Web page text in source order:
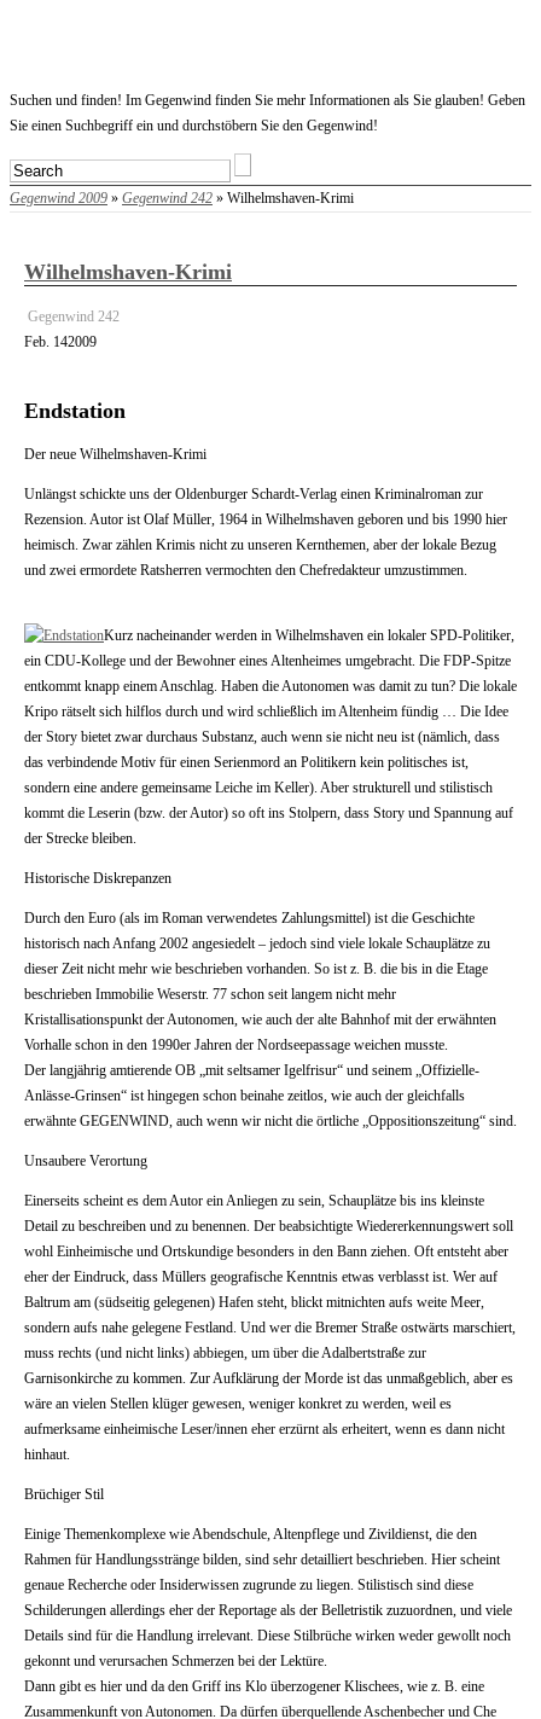
Startseite
Suchen und finden! Im Gegenwind finden Sie mehr Informationen als Sie glauben! Geben
Sie einen Suchbegriff ein und durchstöbern Sie den Gegenwind!
Gegenwind 2009 » Gegenwind 242 » Wilhelmshaven-Krimi
Wilhelmshaven-Krimi
Gegenwind 242
Feb. 142009
Endstation
Der neue Wilhelmshaven-Krimi
Unlängst schickte uns der Oldenburger Schardt-Verlag einen Kriminalroman zur
Rezension. Autor ist Olaf Müller, 1964 in Wilhelmshaven geboren und bis 1990 hier
heimisch. Zwar zählen Krimis nicht zu unseren Kernthemen, aber der lokale Bezug
und zwei ermordete Ratsherren vermochten den Chefredakteur umzustimmen.
Kurz nacheinander werden in Wilhelmshaven ein lokaler SPD-Politiker,
ein CDU-Kollege und der Bewohner eines Altenheimes umgebracht. Die FDP-Spitze
entkommt knapp einem Anschlag. Haben die Autonomen was damit zu tun? Die lokale
Kripo rätselt sich hilflos durch und wird schließlich im Altenheim fündig … Die Idee
der Story bietet zwar durchaus Substanz, auch wenn sie nicht neu ist (nämlich, dass
das verbindende Motiv für einen Serienmord an Politikern kein politisches ist,
sondern eine andere gemeinsame Leiche im Keller). Aber strukturell und stilistisch
kommt die Leserin (bzw. der Autor) so oft ins Stolpern, dass Story und Spannung auf
der Strecke bleiben.
Historische Diskrepanzen
Durch den Euro (als im Roman verwendetes Zahlungsmittel) ist die Geschichte
historisch nach Anfang 2002 angesiedelt – jedoch sind viele lokale Schauplätze zu
dieser Zeit nicht mehr wie beschrieben vorhanden. So ist z. B. die bis in die Etage
beschrieben Immobilie Weserstr. 77 schon seit langem nicht mehr
Kristallisationspunkt der Autonomen, wie auch der alte Bahnhof mit der erwähnten
Vorhalle schon in den 1990er Jahren der Nordseepassage weichen musste.
Der langjährig amtierende OB „mit seltsamer Igelfrisur“ und seinem „Offizielle-
Anlässe-Grinsen“ ist hingegen schon beinahe zeitlos, wie auch der gleichfalls
erwähnte GEGENWIND, auch wenn wir nicht die örtliche „Oppositionszeitung“ sind.
Unsaubere Verortung
Einerseits scheint es dem Autor ein Anliegen zu sein, Schauplätze bis ins kleinste
Detail zu beschreiben und zu benennen. Der beabsichtigte Wiedererkennungswert soll
wohl Einheimische und Ortskundige besonders in den Bann ziehen. Oft entsteht aber
eher der Eindruck, dass Müllers geografische Kenntnis etwas verblasst ist. Wer auf
Baltrum am (südseitig gelegenen) Hafen steht, blickt mitnichten aufs weite Meer,
sondern aufs nahe gelegene Festland. Und wer die Bremer Straße ostwärts marschiert,
muss rechts (und nicht links) abbiegen, um über die Adalbertstraße zur
Garnisonkirche zu kommen. Zur Aufklärung der Morde ist das unmaßgeblich, aber es
wäre an vielen Stellen klüger gewesen, weniger konkret zu werden, weil es
aufmerksame einheimische Leser/innen eher erzürnt als erheitert, wenn es dann nicht
hinhaut.
Brüchiger Stil
Einige Themenkomplexe wie Abendschule, Altenpflege und Zivildienst, die den
Rahmen für Handlungsstränge bilden, sind sehr detailliert beschrieben. Hier scheint
genaue Recherche oder Insiderwissen zugrunde zu liegen. Stilistisch sind diese
Schilderungen allerdings eher der Reportage als der Belletristik zuzuordnen, und viele
Details sind für die Handlung irrelevant. Diese Stilbrüche wirken weder gewollt noch
gekonnt und verursachen Schmerzen bei der Lektüre.
Dann gibt es hier und da den Griff ins Klo überzogener Klischees, wie z. B. eine
Zusammenkunft von Autonomen. Da dürfen überquellende Aschenbecher und Che